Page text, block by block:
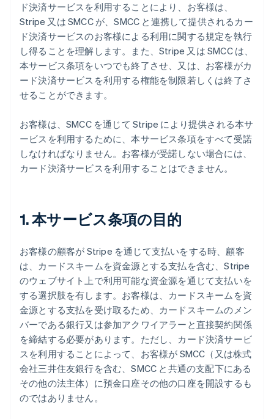
ド決済サービスを利用することにより、お客様は、
Stripe 又は SMCC が、SMCC と連携して提供されるカー
ド決済サービスのお客様による利用に関する規定を執行
し得ることを理解します。また、Stripe 又は SMCC は、
本サービス条項をいつでも終了させ、又は、お客様がカ
ード決済サービスを利用する権能を制限若しくは終了さ
せることができます。
お客様は、SMCC を通じて Stripe により提供される本サ
ービスを利用するために、本サービス条項をすべて受諾
しなければなりません。お客様が受諾しない場合には、
カード決済サービスを利用することはできません。
1. 本サービス条項の目的
お客様の顧客が Stripe を通じて支払いをする時、顧客
は、カードスキームを資金源とする支払を含む、Stripe
のウェブサイト上で利用可能な資金源を通じて支払いを
する選択肢を有します。お客様は、カードスキームを資
金源とする支払を受け取るため、カードスキームのメン
バーである銀行又は参加アクワイアラーと直接契約関係
を締結する必要があります。ただし、カード決済サービ
スを利用することによって、お客様が SMCC（又は株式
会社三井住友銀行を含む、SMCC と共通の支配下にある
その他の法主体）に預金口座その他の口座を開設するも
のではありません。